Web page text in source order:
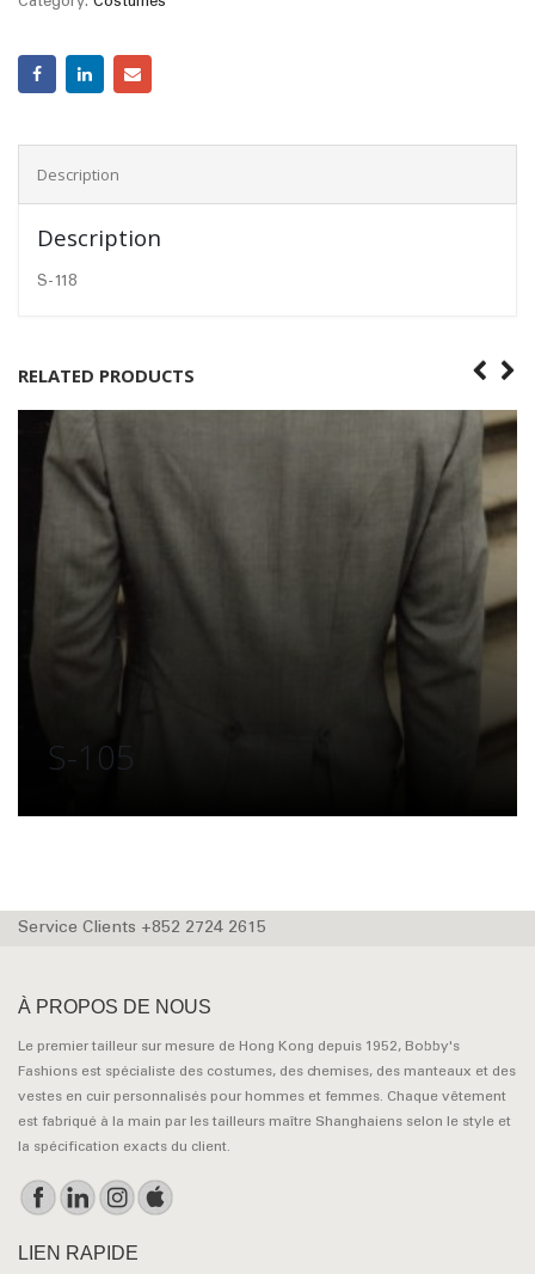
Category: Costumes
Description
Description
S-118
RELATED PRODUCTS
S-105
Service Clients +852 2724 2615
À PROPOS DE NOUS
Le premier tailleur sur mesure de Hong Kong depuis 1952, Bobby's
Fashions est spécialiste des costumes, des chemises, des manteaux et des
vestes en cuir personnalisés pour hommes et femmes. Chaque vêtement
est fabriqué à la main par les tailleurs maître Shanghaiens selon le style et
la spécification exacts du client.
LIEN RAPIDE